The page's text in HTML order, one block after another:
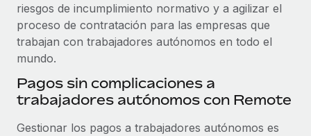
riesgos de incumplimiento normativo y a agilizar el
proceso de contratación para las empresas que
trabajan con trabajadores autónomos en todo el
mundo.
Pagos sin complicaciones a
trabajadores autónomos con Remote
Gestionar los pagos a trabajadores autónomos es